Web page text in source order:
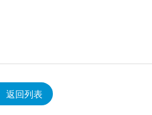
返回列表